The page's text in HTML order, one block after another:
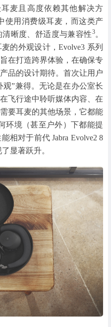
麦且高度依赖其他解决方
使用消费级耳麦，而这类产
晰度、舒适度与兼容性3。
的外观设计，Evolve3 系列
在打造跨界体验，在确保专
品的设计期待。首次让用户
观”兼得。无论是在办公室长
飞行途中聆听媒体内容、在
要耳麦的其他场景，它都能
环境（甚至户外）下都能提
相对于前代 Jabra Evolve2 8
显著跃升。